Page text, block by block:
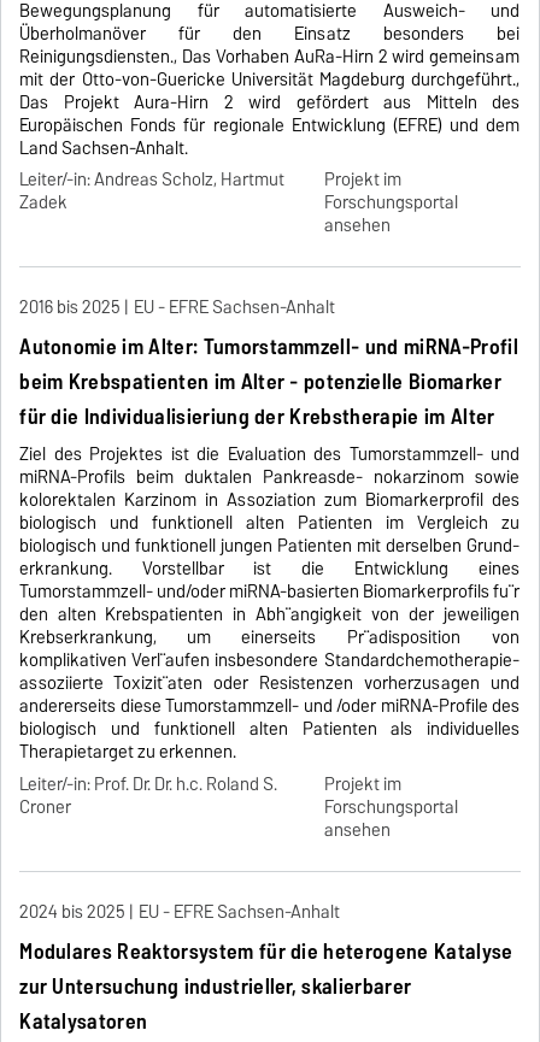
Bewegungsplanung für automatisierte Ausweich- und
Überholmanöver für den Einsatz besonders bei
Reinigungsdiensten., Das Vorhaben AuRa-Hirn 2 wird gemeinsam
mit der Otto-von-Guericke Universität Magdeburg durchgeführt.,
Das Projekt Aura-Hirn 2 wird gefördert aus Mitteln des
Europäischen Fonds für regionale Entwicklung (EFRE) und dem
Land Sachsen-Anhalt.
Leiter/-in: Andreas Scholz, Hartmut
Zadek
Projekt im
Forschungsportal
ansehen
2016 bis 2025 EU - EFRE Sachsen-Anhalt
Autonomie im Alter: Tumorstammzell- und miRNA-Profil
beim Krebspatienten im Alter - potenzielle Biomarker
für die Individualisieriung der Krebstherapie im Alter
Ziel des Projektes ist die Evaluation des Tumorstammzell- und
miRNA-Profils beim duktalen Pankreasde- nokarzinom sowie
kolorektalen Karzinom in Assoziation zum Biomarkerprofil des
biologisch und funktionell alten Patienten im Vergleich zu
biologisch und funktionell jungen Patienten mit derselben Grund-
erkrankung. Vorstellbar ist die Entwicklung eines
Tumorstammzell- und/oder miRNA-basierten Biomarkerprofils fu¨r
den alten Krebspatienten in Abh¨angigkeit von der jeweiligen
Krebserkrankung, um einerseits Pr¨adisposition von
komplikativen Verl¨aufen insbesondere Standardchemotherapie-
assoziierte Toxizit¨aten oder Resistenzen vorherzusagen und
andererseits diese Tumorstammzell- und /oder miRNA-Profile des
biologisch und funktionell alten Patienten als individuelles
Therapietarget zu erkennen.
Leiter/-in: Prof. Dr. Dr. h.c. Roland S.
Croner
Projekt im
Forschungsportal
ansehen
2024 bis 2025 EU - EFRE Sachsen-Anhalt
Modulares Reaktorsystem für die heterogene Katalyse
zur Untersuchung industrieller, skalierbarer
Katalysatoren